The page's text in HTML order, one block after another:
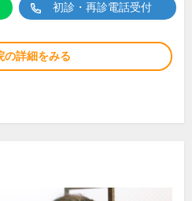
初診・再診電話受付
の詳細をみる